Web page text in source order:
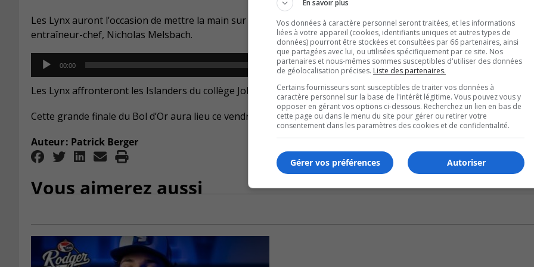
Les Lynx auront l’occasion de mettre la main sur le premier Bol d’Or de leur histoire comme le mentionne leur
entraîneur-chef, Nicholas Melsbach.
Audio
Player
00:00 00:00
Les Lynx affronteront les Islanders du collège John Abbott.
Cette grande finale du Bol d’Or aura lieu ce vendredi, 15 novembre, au Cégep de Thetford.
Auteur : Patrick Berger
Vous aimerez aussi
En savoir plus
Vos données à caractère personnel seront traitées, et les informations
liées à votre appareil (cookies, identifiants uniques et autres types de
données) pourront être stockées et consultées par 66 partenaires, ainsi
que partagées avec lui, ou utilisées spécifiquement par ce site. Nos
partenaires et nous-mêmes sommes susceptibles d'utiliser des données
de géolocalisation précises. Liste des partenaires.
Certains fournisseurs sont susceptibles de traiter vos données à
caractère personnel sur la base de l'intérêt légitime. Vous pouvez vous y
opposer en gérant vos options ci-dessous. Recherchez un lien en bas de
cette page ou dans le menu du site pour gérer ou retirer votre
consentement dans les paramètres des cookies et de confidentialité.
Autoriser
Gérer vos préférences